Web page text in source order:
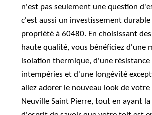
n'est pas seulement une question
c'est aussi un investissement
propriété à 60480. En choisissant
haute qualité, vous bénéficiez d'une
isolation thermique, d'une résistance
intempéries et d'une longévité
allez adorer le nouveau look de votre
Neuville Saint Pierre, tout en ayant